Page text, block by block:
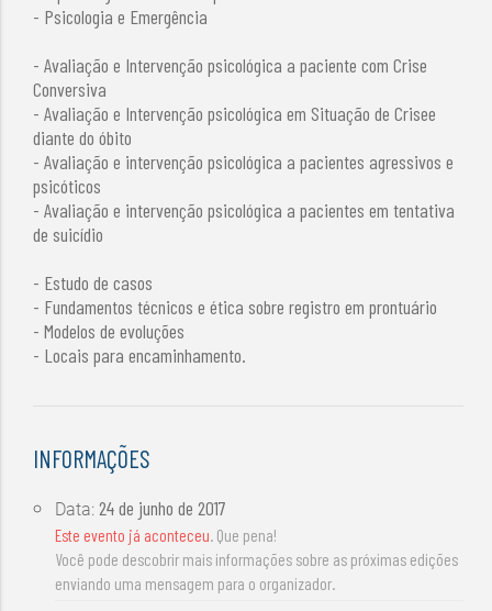
- Psicologia e Emergência
- Avaliação e Intervenção psicológica a paciente com Crise
Conversiva
- Avaliação e Intervenção psicológica em Situação de Crisee
diante do óbito
- Avaliação e intervenção psicológica a pacientes agressivos e
psicóticos
- Avaliação e intervenção psicológica a pacientes em tentativa
de suicídio
- Estudo de casos
- Fundamentos técnicos e ética sobre registro em prontuário
- Modelos de evoluções
- Locais para encaminhamento.
INFORMAÇÕES
Data:24 de junho de 2017
Este evento já aconteceu. Que pena!
Você pode descobrir mais informações sobre as próximas edições
enviando uma mensagem para o organizador.